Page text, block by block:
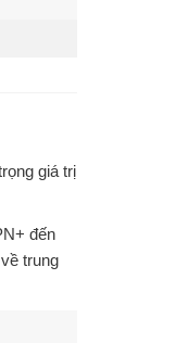
giá trị
đến
trung